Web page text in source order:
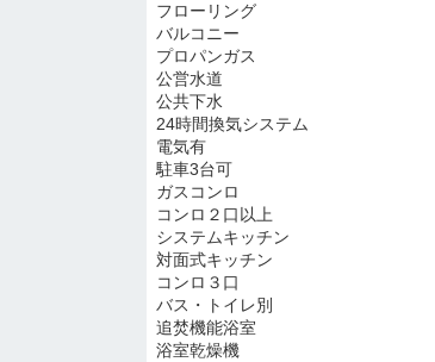
フローリング
バルコニー
プロパンガス
公営水道
公共下水
24時間換気システム
電気有
駐車3台可
ガスコンロ
コンロ２口以上
システムキッチン
対面式キッチン
コンロ３口
バス・トイレ別
追焚機能浴室
浴室乾燥機